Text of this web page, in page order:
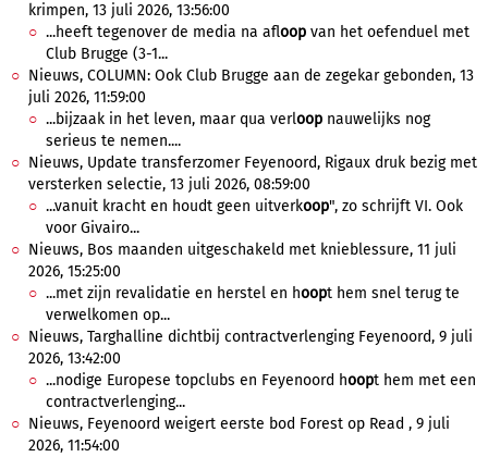
krimpen, 13 juli 2026, 13:56:00
...heeft tegenover de media na afloop van het oefenduel met
Club Brugge (3-1...
Nieuws, COLUMN: Ook Club Brugge aan de zegekar gebonden, 13
juli 2026, 11:59:00
...bijzaak in het leven, maar qua verloop nauwelijks nog
serieus te nemen....
Nieuws, Update transferzomer Feyenoord, Rigaux druk bezig met
versterken selectie, 13 juli 2026, 08:59:00
...vanuit kracht en houdt geen uitverkoop", zo schrijft VI. Ook
voor Givairo...
Nieuws, Bos maanden uitgeschakeld met knieblessure, 11 juli
2026, 15:25:00
...met zijn revalidatie en herstel en hoopt hem snel terug te
verwelkomen op...
Nieuws, Targhalline dichtbij contractverlenging Feyenoord, 9 juli
2026, 13:42:00
...nodige Europese topclubs en Feyenoord hoopt hem met een
contractverlenging...
Nieuws, Feyenoord weigert eerste bod Forest op Read , 9 juli
2026, 11:54:00